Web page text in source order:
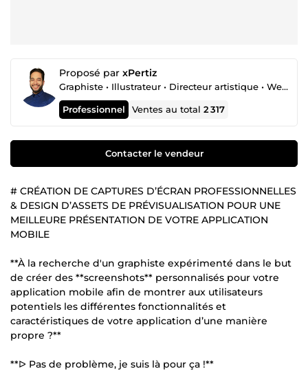
Proposé par xPertiz
Graphiste • Illustrateur • Directeur artistique • Webdesigner
Professionnel Ventes au total2 317
Contacter le vendeur
# CRÉATION DE CAPTURES D’ÉCRAN PROFESSIONNELLES
& DESIGN D’ASSETS DE PRÉVISUALISATION POUR UNE
MEILLEURE PRÉSENTATION DE VOTRE APPLICATION
MOBILE
**À la recherche d'un graphiste expérimenté dans le but
de créer des **screenshots** personnalisés pour votre
application mobile afin de montrer aux utilisateurs
potentiels les différentes fonctionnalités et
caractéristiques de votre application d’une manière
propre ?**
**ᐅ Pas de problème, je suis là pour ça !**